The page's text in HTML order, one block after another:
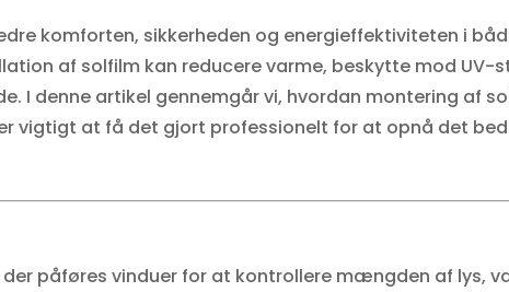
komforten, sikkerheden og energieffektiviteten i
af solfilm kan reducere varme, beskytte mod UV-
I denne artikel gennemgår vi, hvordan montering af
vigtigt at få det gjort professionelt for at opnå det
påføres vinduer for at kontrollere mængden af lys,